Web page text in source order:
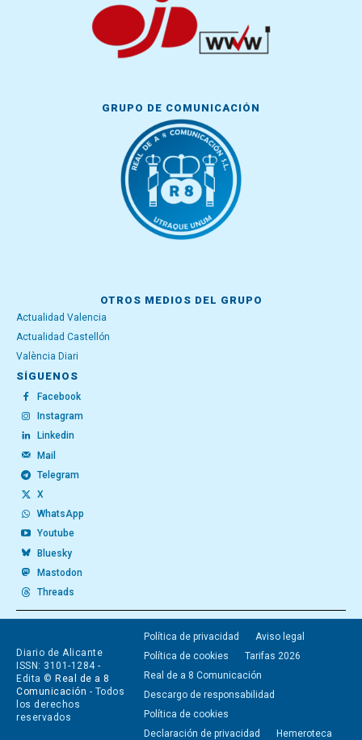
GRUPO DE COMUNICACIÓN
OTROS MEDIOS DEL GRUPO
Actualidad Valencia
Actualidad Castellón
València Diari
SÍGUENOS
Facebook
Instagram
Linkedin
Mail
Telegram
X
WhatsApp
Youtube
Bluesky
Mastodon
Threads
Diario de Alicante
ISSN: 3101-1284 -
Edita © Real de a 8
Comunicación - Todos
los derechos
reservados
Política de privacidad
Aviso legal
Política de cookies
Tarifas 2026
Real de a 8 Comunicación
Descargo de responsabilidad
Política de cookies
Declaración de privacidad
Hemeroteca